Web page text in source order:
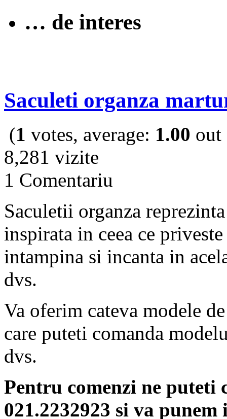
… de interes
Saculeti organza
(1 votes, average: 1.00 out
8,281 vizite
1 Comentariu
Saculetii organza
inspirata in ceea ce
intampina si incanta in
dvs.
Va oferim cateva modele
care puteti comanda
dvs.
Pentru comenzi ne puteti
021.2232923 si va